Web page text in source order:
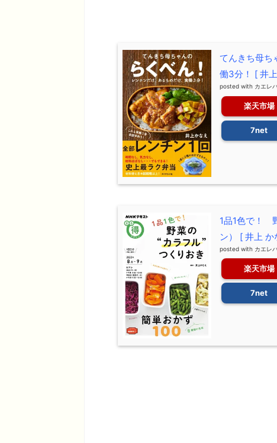
てんきち母ち
働3分！ [ 井
posted with カエレ
楽天市場
7net
1品1色で！
ン） [ 井上 か
posted with カエレ
楽天市場
7net